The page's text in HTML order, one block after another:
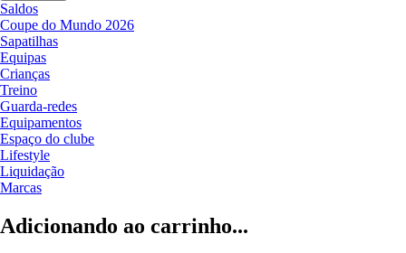
Saldos
Coupe do Mundo 2026
Sapatilhas
Equipas
Crianças
Treino
Guarda-redes
Equipamentos
Espaço do clube
Lifestyle
Liquidação
Marcas
Adicionando ao carrinho...